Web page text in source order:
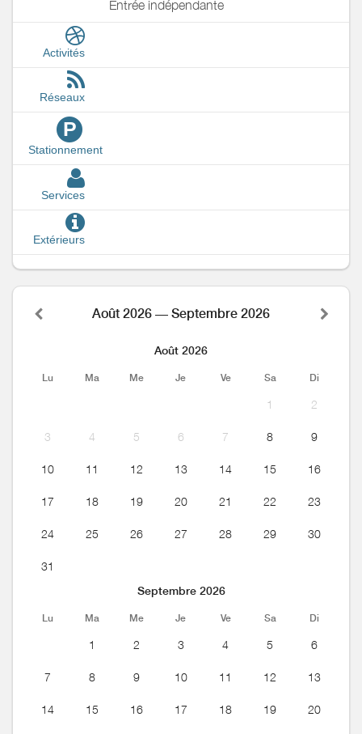
Entrée indépendante
Activités
Réseaux
P
Stationnement
Services
Extérieurs
Août 2026 — Septembre 2026
Août 2026
Lu Ma Me Je Ve Sa Di
1 2
3 4 5 6 7 8 9
10 11 12 13 14 15 16
17 18 19 20 21 22 23
24 25 26 27 28 29 30
31
Septembre 2026
Lu Ma Me Je Ve Sa Di
1 2 3 4 5 6
7 8 9 10 11 12 13
14 15 16 17 18 19 20